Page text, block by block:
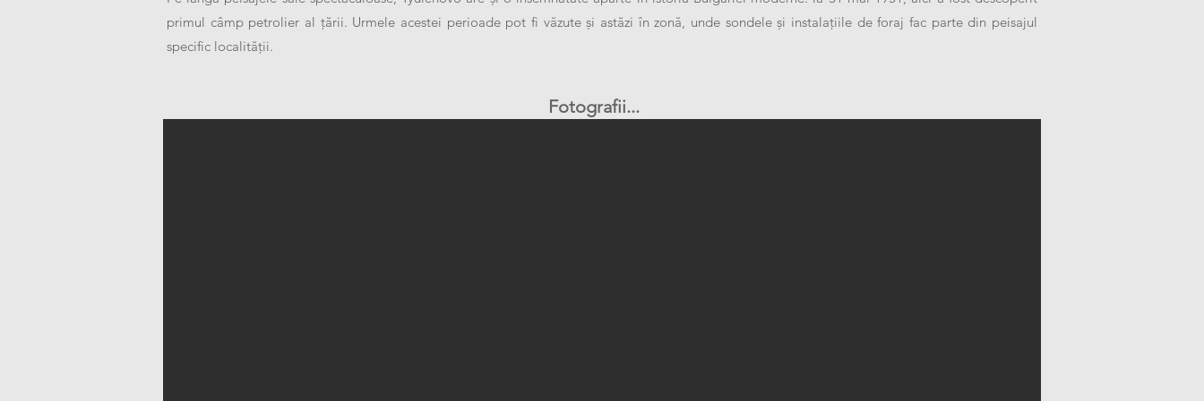
primul câmp petrolier al țării. Urmele acestei perioade pot fi văzute și astăzi în zonă, unde sondele și instalațiile de foraj fac parte din peisajul
specific localității.
Fotografii...